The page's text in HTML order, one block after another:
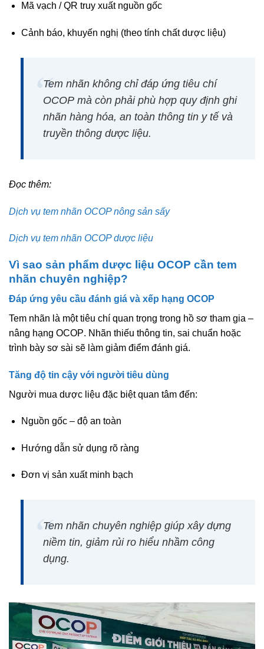
Mã vạch / QR truy xuất nguồn gốc
Cảnh báo, khuyến nghị (theo tính chất dược liệu)
Tem nhãn không chỉđáp ứng tiêu chí
OCOPmà còn phải phù hợp quy định ghi
nhãn hàng hóa, an toàn thông tin y tế và
truyền thông dược liệu.
Đọc thêm:
Dịch vụ tem nhãn OCOP nông sản sấy
Dịch vụ tem nhãn OCOP dược liệu
Vì sao sản phẩm dược liệu OCOP cần tem
nhãn chuyên nghiệp?
Đáp ứng yêu cầu đánh giá và xếp hạng OCOP
Tem nhãn là một tiêu chí quan trọng trong hồ sơ tham gia –
nâng hạng OCOP. Nhãn thiếu thông tin, sai chuẩn hoặc
trình bày sơ sài sẽ làm giảm điểm đánh giá.
Tăng độ tin cậy với người tiêu dùng
Người mua dược liệu đặc biệt quan tâm đến:
Nguồn gốc – độ an toàn
Hướng dẫn sử dụng rõ ràng
Đơn vị sản xuất minh bạch
Tem nhãn chuyên nghiệp giúpxây dựng
niềm tin, giảm rủi ro hiểu nhầm công
dụng.